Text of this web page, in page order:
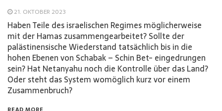
21. OKTOBER 2023
Haben Teile des israelischen Regimes möglicherweise
mit der Hamas zusammengearbeitet? Sollte der
palästinensische Wiederstand tatsächlich bis in die
hohen Ebenen von Schabak – Schin Bet- eingedrungen
sein? Hat Netanyahu noch die Kontrolle über das Land?
Oder steht das System womöglich kurz vor einem
Zusammenbruch?